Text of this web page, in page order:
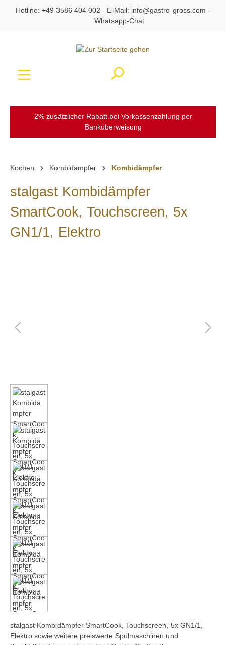
springen
Hotline: +49 3586 404 002 - E-Mail: info@gastro-gross.com -
Whatsapp-Chat
2% zusätzlicher Rabatt bei Vorkassenzahlung per
Banküberweisung
Kochen Kombidämpfer Kombidämpfer
stalgast Kombidämpfer
SmartCook, Touchscreen, 5x
GN1/1, Elektro
stalgast Kombidämpfer SmartCook, Touchscreen, 5x GN1/1,
Elektro sowie weitere preiswerte Spülmaschinen und